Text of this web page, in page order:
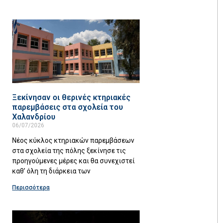
Ξεκίνησαν οι θερινές κτηριακές
παρεμβάσεις στα σχολεία του
Χαλανδρίου
06/07/2026
Νέος κύκλος κτηριακών παρεμβάσεων
στα σχολεία της πόλης ξεκίνησε τις
προηγούμενες μέρες και θα συνεχιστεί
καθ’ όλη τη διάρκεια των
Περισσότερα